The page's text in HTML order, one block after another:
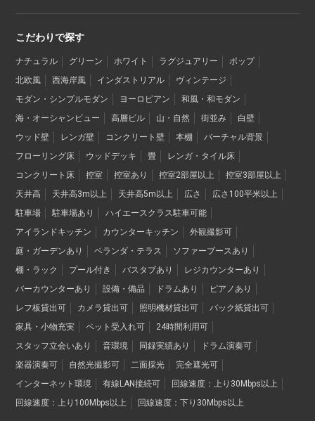
こだわりで探す
ナチュラル グリーン ホワイト ラグジュアリー
ポップ
北欧風
西海岸風 インダストリアル
ヴィンテージ
モダン・シンプルモダン
ヨーロピアン
和風・和モダン
海・オーシャンビュー
高層ビル 山・自然 街並み
白壁
ウッド壁
レンガ壁 コンクリート壁 本棚
バーチャル背景
フローリング床
ウッドデッキ 畳
レンガ・タイル床
コンクリート床
控室 控室あり 控室2部屋以上
控室3部屋以上
天井高
天井高3m以上 天井高5m以上 広さ
広さ100平米以上
駐車場
駐車場あり
ハイエースクラス駐車可能
アイランドキッチン
カウンターキッチン
外観撮影可
庭・ガーデンあり
ベランダ・テラス
ソファーブースあり
棚・ラック
プール付き バスタブあり
レジカウンターあり
バーカウンターあり
設備・備品 ドラムあり
ピアノあり
レフ板貸出可
カメラ貸出可 照明機材貸出可
バック紙貸出可
家具・小物充実
ペット受入れ可
24時間利用可
スタッフ立会いあり
音環境 同録実績あり
ドラム演奏可
楽器演奏可
自然光撮影可 二面採光
完全遮光可
インターネット環境
有線LAN接続可
回線速度：上り30Mbps以上
回線速度：上り100Mbps以上
回線速度：下り30Mbps以上